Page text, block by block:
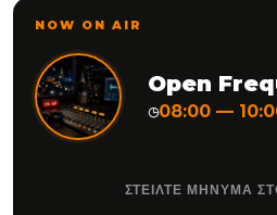
NOW ON AIR
Open
◷08:00 —
ΣΤΕΙΛΤΕ ΜΗΝΥΜΑ